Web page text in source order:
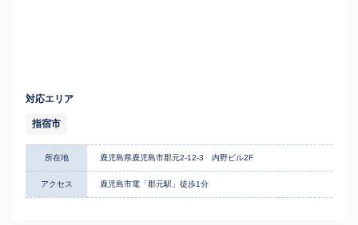
対応エリア
指宿市
所在地 鹿児島県鹿児島市郡元2-12-3 内野ビル2F
アクセス 鹿児島市電「郡元駅」徒歩1分